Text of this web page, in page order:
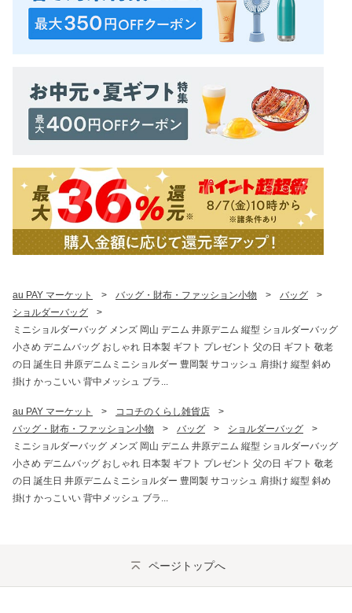
au PAY マーケット > バッグ・財布・ファッション小物 > バッグ
>
ショルダーバッグ
>
ミニショルダーバッグ メンズ 岡山 デニム 井原デニム 縦型 ショルダーバッグ
小さめ デニムバッグ おしゃれ 日本製 ギフト プレゼント 父の日 ギフト 敬老
の日 誕生日 井原デニムミニショルダー 豊岡製 サコッシュ 肩掛け 縦型 斜め
掛け かっこいい 背中メッシュ ブラ...
au PAY マーケット > ココチのくらし雑貨店
>
バッグ・財布・ファッション小物
> バッグ > ショルダーバッグ
>
ミニショルダーバッグ メンズ 岡山 デニム 井原デニム 縦型 ショルダーバッグ
小さめ デニムバッグ おしゃれ 日本製 ギフト プレゼント 父の日 ギフト 敬老
の日 誕生日 井原デニムミニショルダー 豊岡製 サコッシュ 肩掛け 縦型 斜め
掛け かっこいい 背中メッシュ ブラ...
ページトップへ